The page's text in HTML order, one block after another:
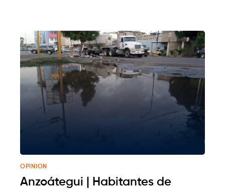
OPINION
Anzoátegui | Habitantes de